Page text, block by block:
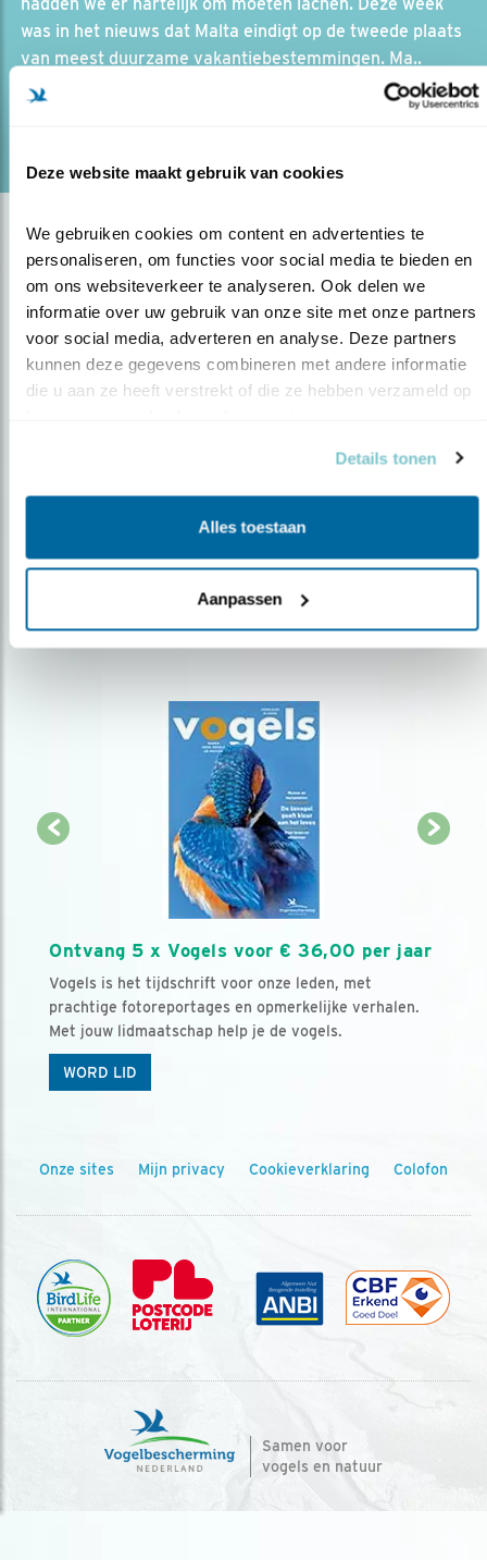
Deze website maakt gebruik van cookies
We gebruiken cookies om content en advertenties te
personaliseren, om functies voor social media te bieden en
om ons websiteverkeer te analyseren. Ook delen we
informatie over uw gebruik van onze site met onze partners
voor social media, adverteren en analyse. Deze partners
kunnen deze gegevens combineren met andere informatie
die u aan ze heeft verstrekt of die ze hebben verzameld op
Details tonen
Alles toestaan
Aanpassen
was in het nieuws dat Malta eindigt op de tweede plaats
van meest duurzame vakantiebestemmingen. Ma..
Op de hoogte blijven?
over vogels en activiteiten van Vogelbescherming.
Volg ons via social media
Ontvang 5 x Vogels voor € 36,00 per jaar
Vogels is het tijdschrift voor onze leden, met
prachtige fotoreportages en opmerkelijke verhalen.
Met jouw lidmaatschap help je de vogels.
WORD LID
Onze sites Mijn privacy Cookieverklaring Colofon
Samen voor
vogels en natuur